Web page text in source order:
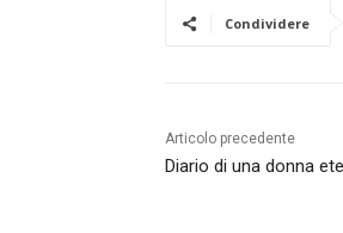
Condividere
Articolo precedente
Diario di una donna